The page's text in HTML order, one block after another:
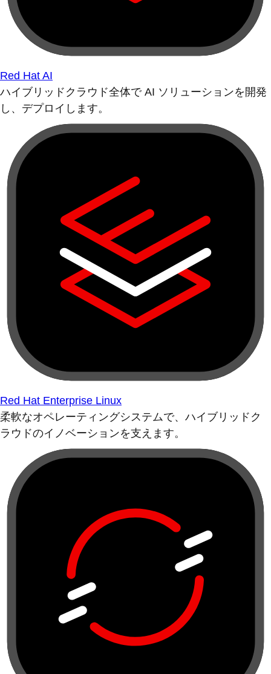
Red Hat AI
ハイブリッドクラウド全体で AI ソリューションを開発
し、デプロイします。
Red Hat Enterprise Linux
柔軟なオペレーティングシステムで、ハイブリッドク
ラウドのイノベーションを支えます。